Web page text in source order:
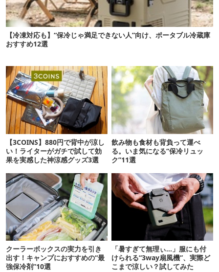
【冷凍対応も】“保冷じゃ満足できない人”向け、ポータブル冷蔵庫
おすすめ12選
【3COINS】880円で背中が涼し
い！ライターがガチで試して効
果を実感した神涼感グッズ3選
飲み物も食材も背負って運べ
る。いま気になる“保冷リュッ
ク”11選
クーラーボックスの実力を引き
出す！キャンプにおすすめの“最
強保冷剤”10選
「暑すぎて無理ぃ…」服にも付
けられる“3way扇風機”、実際ど
こまで涼しい？試してみた